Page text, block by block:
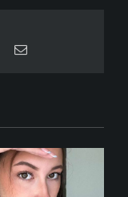
PinterestEmail